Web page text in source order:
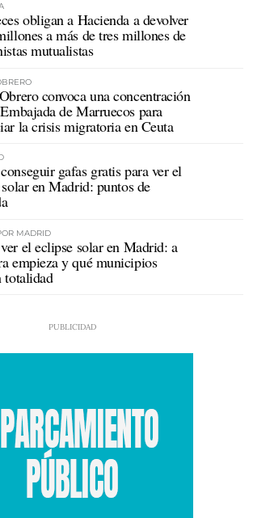
obligan a Hacienda a devolver
a más de tres millones de
mutualistas
convoca una concentración
de Marruecos para
la crisis migratoria en Ceuta
gafas gratis para ver el
en Madrid: puntos de
MADRID
el eclipse solar en Madrid: a
empieza y qué municipios
totalidad